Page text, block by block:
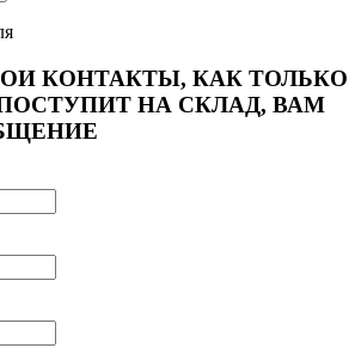
КОНТАКТЫ, КАК ТОЛЬКО
НА СКЛАД, ВАМ